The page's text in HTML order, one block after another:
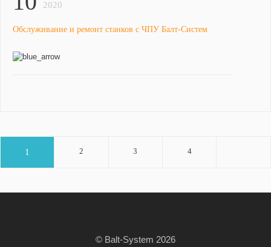
2020
Обслуживание и ремонт станков с ЧПУ Балт-Систем
1 2 3 4
© Balt-System 2026